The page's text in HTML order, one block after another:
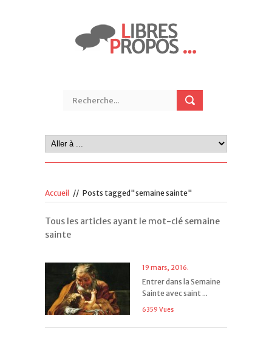
Accueil // Posts tagged"semaine sainte"
Tous les articles ayant le mot-clé semaine
sainte
19 mars, 2016.
Entrer dans la Semaine
Sainte avec saint ...
6359 Vues